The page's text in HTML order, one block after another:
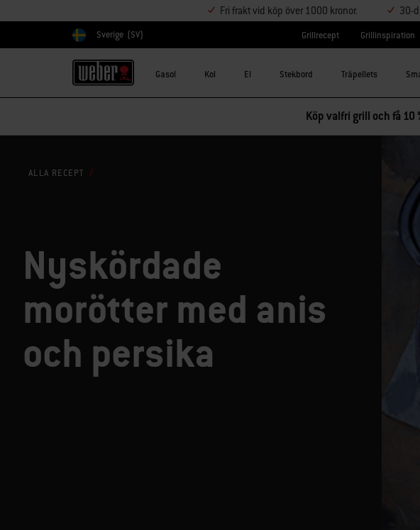
Fri frakt vid köp över 1000 kronor. 30-
Välj land
Sverige (SV) Grillrecept Grillinspiration
Gasol Kol El Stekbord Träpellets
Köp valfri grill och få
ALLA RECEPT
Nyskördade
morötter med anis
och persika